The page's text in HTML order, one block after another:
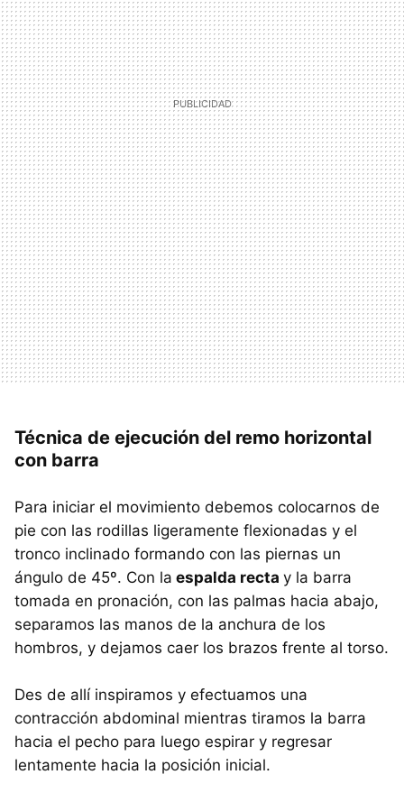
Técnica de ejecución del remo horizontal
con barra
Para iniciar el movimiento debemos colocarnos de
pie con las rodillas ligeramente flexionadas y el
tronco inclinado formando con las piernas un
ángulo de 45º. Con la espalda recta y la barra
tomada en pronación, con las palmas hacia abajo,
separamos las manos de la anchura de los
hombros, y dejamos caer los brazos frente al torso.
Des de allí inspiramos y efectuamos una
contracción abdominal mientras tiramos la barra
hacia el pecho para luego espirar y regresar
lentamente hacia la posición inicial.